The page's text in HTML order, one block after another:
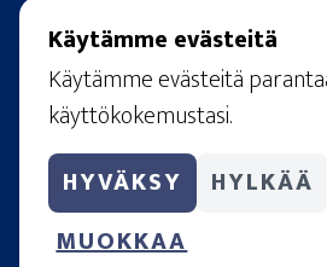
Käytämme evästeitä
Käytämme evästeitä
käyttökokemustasi.
HYVÄKSY
HYLKÄÄ
MUOKKAA